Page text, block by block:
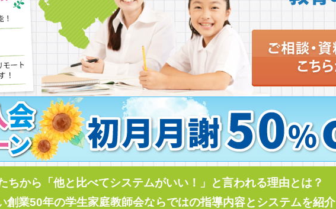
ちから 「他と比べてシステムがいい！」
と言われる理由とは？
創業50年の学生家庭教師会ならではの指導内容とシステムを紹介